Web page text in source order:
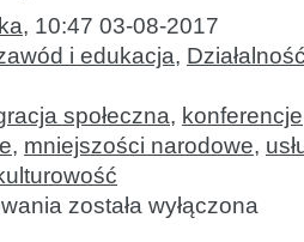
, 10:47 03-08-2017
i edukacja,
społeczna, konferencje
, mniejszości narodowe,
O
metodycznych
została wyłączona